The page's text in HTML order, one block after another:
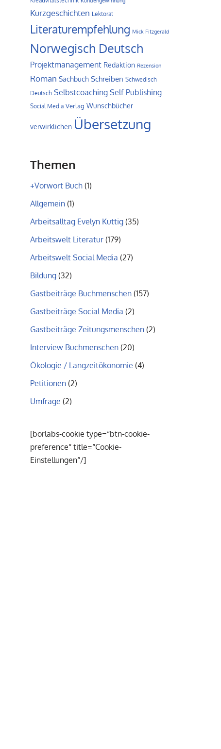
Kurzgeschichten Lektorat
Literaturempfehlung Mick Fitzgerald
Norwegisch Deutsch
Projektmanagement Redaktion Rezension
Roman Sachbuch Schreiben Schwedisch
Deutsch Selbstcoaching Self-Publishing
Social Media Verlag Wunschbücher
verwirklichen Übersetzung
Themen
+Vorwort Buch (1)
Allgemein (1)
Arbeitsalltag Evelyn Kuttig (35)
Arbeitswelt Literatur (179)
Arbeitswelt Social Media (27)
Bildung (32)
Gastbeiträge Buchmenschen (157)
Gastbeiträge Social Media (2)
Gastbeiträge Zeitungsmenschen (2)
Interview Buchmenschen (20)
Ökologie / Langzeitökonomie (4)
Petitionen (2)
Umfrage (2)
[borlabs-cookie type=“btn-cookie-
preference“ title=“Cookie-
Einstellungen“/]